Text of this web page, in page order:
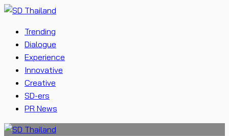
Trending
Dialogue
Experience
Innovative
Creative
SD-ers
PR News